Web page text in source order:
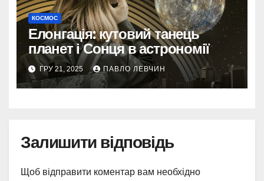
КОСМОС
Елонгація: кутовий танець
планет і Сонця в астрономії
ГРУ 21, 2025 ПАВЛО ЛЕВЧИН
Залишити відповідь
Щоб відправити коментар вам необхідно